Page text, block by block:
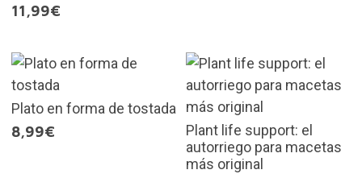
11,99€
Plato en forma de tostada
8,99€
Plant life support: el
autorriego para macetas
más original